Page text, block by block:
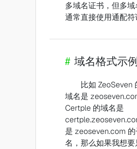
多域名证书，但多
通常直接使用通配
# 域名格式示
比如 ZeoSeven
域名是
Certple 的域名是
是 zeoseven.com
名，那么如果我想